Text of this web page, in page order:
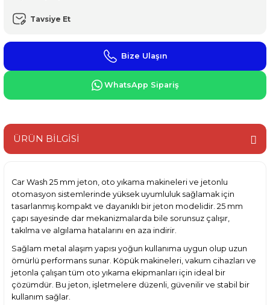
Tavsiye Et
Bize Ulaşın
WhatsApp Sipariş
ÜRÜN BİLGİSİ
Car Wash 25 mm jeton, oto yıkama makineleri ve jetonlu
otomasyon sistemlerinde yüksek uyumluluk sağlamak için
tasarlanmış kompakt ve dayanıklı bir jeton modelidir. 25 mm
çapı sayesinde dar mekanizmalarda bile sorunsuz çalışır,
takılma ve algılama hatalarını en aza indirir.
Sağlam metal alaşım yapısı yoğun kullanıma uygun olup uzun
ömürlü performans sunar. Köpük makineleri, vakum cihazları ve
jetonla çalışan tüm oto yıkama ekipmanları için ideal bir
çözümdür. Bu jeton, işletmelere düzenli, güvenilir ve stabil bir
kullanım sağlar.